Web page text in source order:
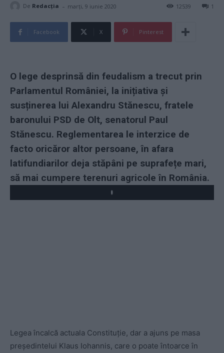
De Redacţia - marți, 9 iunie 2020 1
12539
Facebook X Pinterest
O lege desprinsă din feudalism a trecut prin
Parlamentul României, la inițiativa și
susținerea lui Alexandru Stănescu, fratele
baronului PSD de Olt, senatorul Paul
Stănescu. Reglementarea le interzice de
facto oricăror altor persoane, în afara
latifundiarilor deja stăpâni pe suprafețe mari,
să mai cumpere terenuri agricole în România.
Play
Legea încalcă actuala Constituție, dar a ajuns pe masa
președintelui Klaus Iohannis, care o poate întoarce în